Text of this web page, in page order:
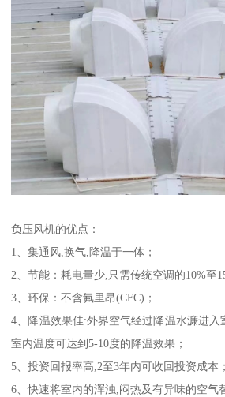
负压风机的优点：
1、集通风,换气,降温于一体；
2、节能：耗电量少,只需传统空调的10%至
3、环保：不含氟里昂(CFC)；
4、降温效果佳:外界空气经过降温水濂进入
室内温度可达到5-10度的降温效果；
5、投资回报率高,2至3年内可收回投资成本；
6、快速将室内的浑浊,闷热及有异味的空气